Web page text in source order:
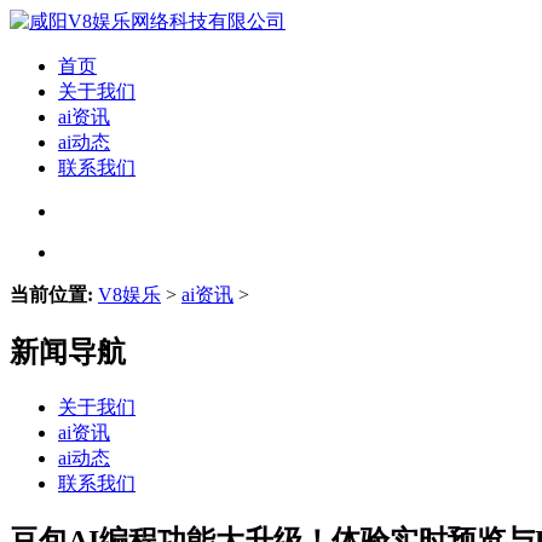
首页
关于我们
ai资讯
ai动态
联系我们
当前位置: V8娱乐 > ai资讯 >
新闻导航
关于我们
ai资讯
ai动态
联系我们